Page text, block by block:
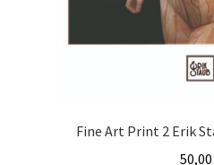
Fine Art Print 2 Erik
50,00